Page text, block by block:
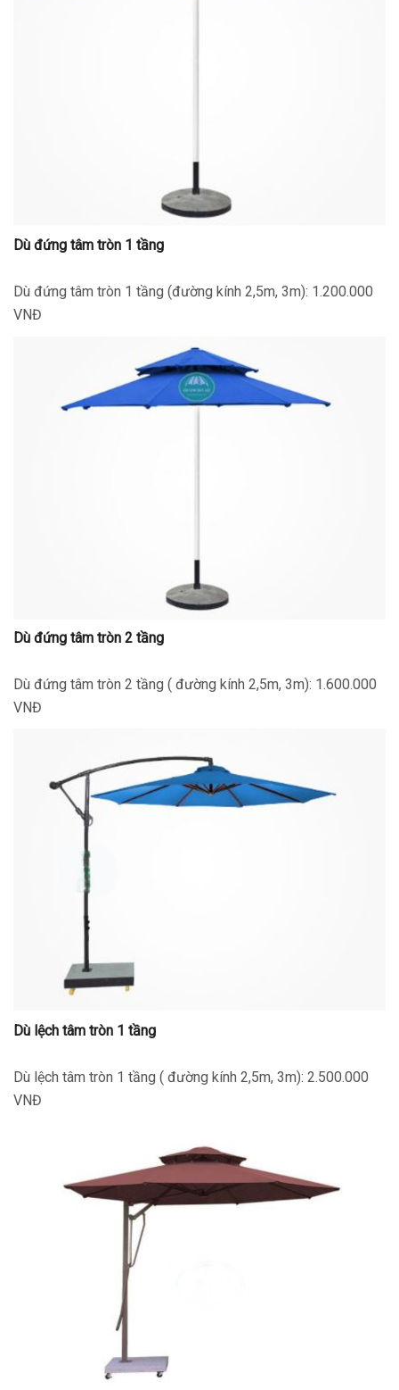
Dù đứng tâm tròn 1 tầng
Dù đứng tâm tròn 1 tầng (đường kính 2,5m, 3m): 1.200.000
VNĐ
Dù đứng tâm tròn 2 tầng
Dù đứng tâm tròn 2 tầng ( đường kính 2,5m, 3m): 1.600.000
VNĐ
Dù lệch tâm tròn 1 tầng
Dù lệch tâm tròn 1 tầng ( đường kính 2,5m, 3m): 2.500.000
VNĐ